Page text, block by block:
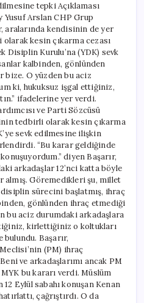
edilmesine
tepki
Açıklaması
için
tepki Açıklaması
Yusuf Arslan CHP Grup
aralarında kendisinin de yer
kesin çıkarma cezası
Disiplin Kurulu’na (YDK) sevk
kalbinden, gönlünden
bize. O yüzden bu aciz
ki, hukuksuz işgal ettiğiniz,
ifadelerine yer verdi.
ve Parti Sözcüsü
tedbirli olarak kesin çıkarma
sevk edilmesine ilişkin
“Bu karar geldiğinde
diyen Başarır,
arkadaşlar 12’nci katta böyle
Göremedikleri şu, millet
sürecini başlatmış, ihraç
gönlünden ihraç etmediği
bu aciz durumdaki arkadaşlara
kirlettiğiniz o koltukları
Başarır,
(PM) ihraç
ve arkadaşlarımı ancak PM
bu kararı verdi. Müslüm
Eylül sabahı konuşan Kenan
çağrıştırdı. O da